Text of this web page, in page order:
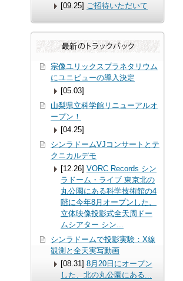
[09.25] ご招待いただいて
宗像ユリックスプラネタリウム
にユニビューの導入決定
[05.03]
山梨県立科学館リニューアルオ
ープン！
[04.25]
シンラドームVJコンサートとテ
クニカルデモ
[12.26] VORC Records シン
ラドーム・ライブ 東京北の
丸公園にある科学技術館の4
階に今年8月オープンした、
立体映像投影式全天周ドー
ムシアター シン...
シンラドームで投影実験：X線
観測と全天実写動画
[08.31] 8月20日にオープン
した、北の丸公園にある...